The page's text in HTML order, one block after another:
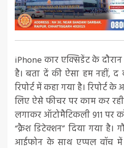
iPhone कार एक्सिडेंट के
है। बता दें की ऐसा हम नहीं, द
रिपोर्ट में कहा गया है।
लिए ऐसे फीचर पर काम कर
लगाकर ऑटोमैटिकली 911 पर
“क्रैश डिटेक्शन” दिया गया
आईफोन के साथ एप्पल वॉच में